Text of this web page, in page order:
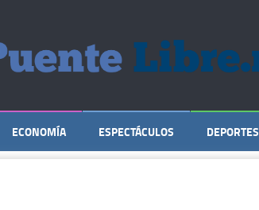
ECONOMÍA ESPECTÁCULOS DEPORTES